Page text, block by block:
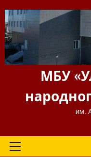
содержимому
МБУ
им.
Основное